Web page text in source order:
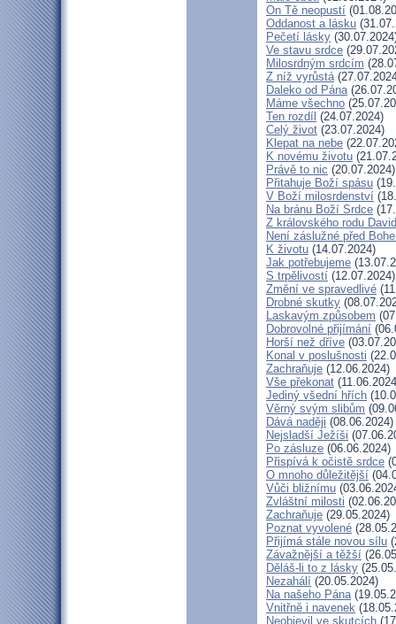
On Tě neopustí
Oddanost a lásku
Pečetí lásky
Ve stavu srdce
Milosrdným srdcím
Z níž vyrůstá
Daleko od Pána
Máme všechno
Ten rozdíl (24.07.2024)
Celý život (23.07.2024)
Klepat na nebe
K novému životu
Právě to nic (20.07.2024)
Přitahuje Boží spásu
V Boží milosrdenství
Na bránu Boží Srdce
Z královského rodu
Není záslužné před
K životu (14.07.2024)
Jak potřebujeme
S trpělivostí (12.07.2024)
Změní ve spravedlivé
Drobné skutky
Laskavým způsobem
Dobrovolné přijímání
Horší než dříve
Konal v poslušnosti
Zachraňuje (12.06.2024)
Vše překonat
Jediný všední hřích
Věrný svým slibům
Dává naději (08.06.2024)
Nejsladší Ježíši
Po zásluze (06.06.2024)
Přispívá k očistě srdce
O mnoho důležitější
Vůči bližnímu
Zvláštní milosti
Zachraňuje (29.05.2024)
Poznat vyvolené
Přijímá stále novou sílu
Závažnější a těžší
Děláš-li to z lásky
Nezahálí (20.05.2024)
Na našeho Pána
Vnitřně i navenek
Neobjevil ve skutcích